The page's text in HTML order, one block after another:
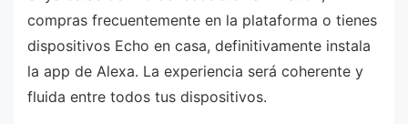
compras frecuentemente en la plataforma o tienes
dispositivos Echo en casa, definitivamente instala
la app de Alexa. La experiencia será coherente y
fluida entre todos tus dispositivos.